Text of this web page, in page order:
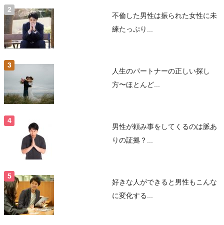
不倫した男性は振られた女性に未
練たっぷり...
人生のパートナーの正しい探し
方〜ほとんど...
男性が頼み事をしてくるのは脈あ
りの証拠？...
好きな人ができると男性もこんな
に変化する...